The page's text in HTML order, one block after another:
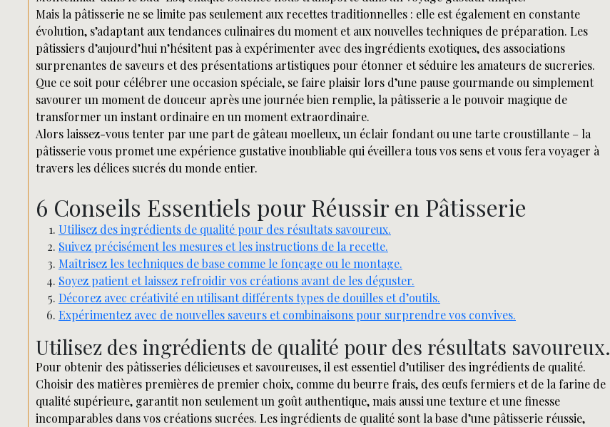
Mais la pâtisserie ne se limite pas seulement aux recettes traditionnelles : elle est également en constante
évolution, s’adaptant aux tendances culinaires du moment et aux nouvelles techniques de préparation. Les
pâtissiers d’aujourd’hui n’hésitent pas à expérimenter avec des ingrédients exotiques, des associations
surprenantes de saveurs et des présentations artistiques pour étonner et séduire les amateurs de sucreries.
Que ce soit pour célébrer une occasion spéciale, se faire plaisir lors d’une pause gourmande ou simplement
savourer un moment de douceur après une journée bien remplie, la pâtisserie a le pouvoir magique de
transformer un instant ordinaire en un moment extraordinaire.
Alors laissez-vous tenter par une part de gâteau moelleux, un éclair fondant ou une tarte croustillante – la
pâtisserie vous promet une expérience gustative inoubliable qui éveillera tous vos sens et vous fera voyager à
travers les délices sucrés du monde entier.
6 Conseils Essentiels pour Réussir en Pâtisserie
Utilisez des ingrédients de qualité pour des résultats savoureux.
Suivez précisément les mesures et les instructions de la recette.
Maîtrisez les techniques de base comme le fonçage ou le montage.
Soyez patient et laissez refroidir vos créations avant de les déguster.
Décorez avec créativité en utilisant différents types de douilles et d’outils.
Expérimentez avec de nouvelles saveurs et combinaisons pour surprendre vos convives.
Utilisez des ingrédients de qualité pour des résultats savoureux.
Pour obtenir des pâtisseries délicieuses et savoureuses, il est essentiel d’utiliser des ingrédients de qualité.
Choisir des matières premières de premier choix, comme du beurre frais, des œufs fermiers et de la farine de
qualité supérieure, garantit non seulement un goût authentique, mais aussi une texture et une finesse
incomparables dans vos créations sucrées. Les ingrédients de qualité sont la base d’une pâtisserie réussie,